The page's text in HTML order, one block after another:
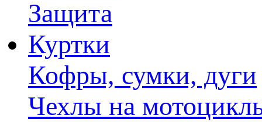
Защита
Куртки
Кофры, сумки, дуги
Чехлы на